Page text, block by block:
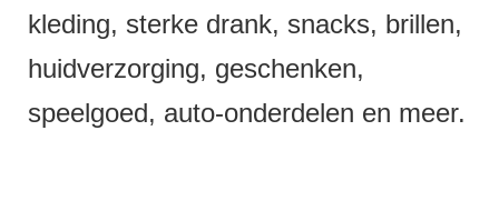
kleding, sterke drank, snacks, brillen,
huidverzorging, geschenken,
speelgoed, auto-onderdelen en meer.